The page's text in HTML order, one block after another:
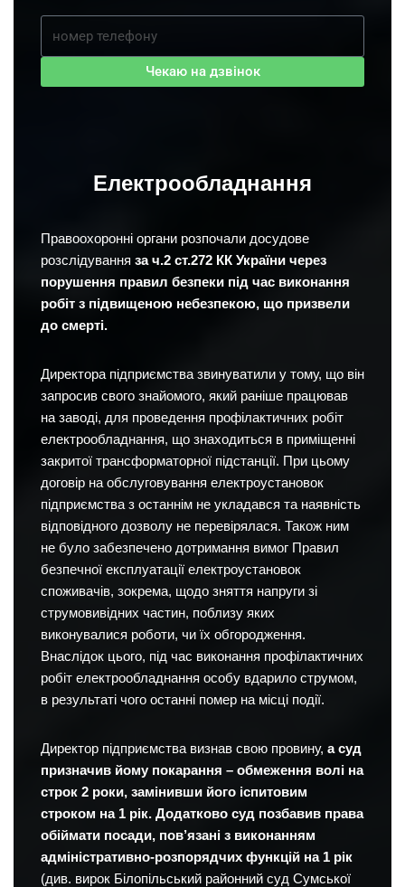
Чекаю на дзвінок
Електрообладнання
Правоохоронні органи розпочали досудове
розслідування за ч.2 ст.272 КК України через
порушення правил безпеки під час виконання
робіт з підвищеною небезпекою, що призвели
до смерті.
Директора підприємства звинуватили у тому, що він
запросив свого знайомого, який раніше працював
на заводі, для проведення профілактичних робіт
електрообладнання, що знаходиться в приміщенні
закритої трансформаторної підстанції. При цьому
договір на обслуговування електроустановок
підприємства з останнім не укладався та наявність
відповідного дозволу не перевірялася. Також ним
не було забезпечено дотримання вимог Правил
безпечної експлуатації електроустановок
споживачів, зокрема, щодо зняття напруги зі
струмовивідних частин, поблизу яких
виконувалися роботи, чи їх обгородження.
Внаслідок цього, під час виконання профілактичних
робіт електрообладнання особу вдарило струмом,
в результаті чого останні помер на місці події.
Директор підприємства визнав свою провину, а суд
призначив йому покарання – обмеження волі на
строк 2 роки, замінивши його іспитовим
строком на 1 рік. Додатково суд позбавив права
обіймати посади, пов’язані з виконанням
адміністративно-розпорядчих функцій на 1 рік
(див. вирок Білопільський районний суд Сумської